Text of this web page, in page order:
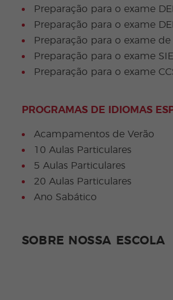
Preparação para o exame
Preparação para o exame
Preparação para o exame de
Preparação para o exame
Preparação para o exame
PROGRAMAS DE IDIOMAS
Acampamentos de Verão
10 Aulas Particulares
5 Aulas Particulares
20 Aulas Particulares
Ano Sabático
SOBRE NOSSA ESCOLA